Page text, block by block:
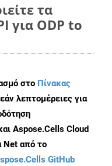
τα
για ODP to
στο Πίνακας
λεπτομέρειες για
Aspose.Cells Cloud
Net από το
GitHub